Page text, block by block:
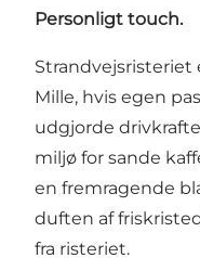
Personligt touch.
Strandvejsristeriet
Mille, hvis egen
udgjorde
miljø for sande
en fremragende
duften af
fra risteriet.